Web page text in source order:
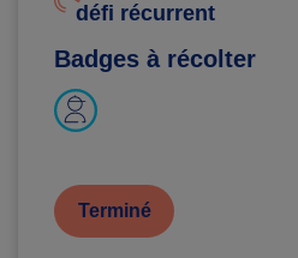
défi récurrent
Badges à récolter
Terminé